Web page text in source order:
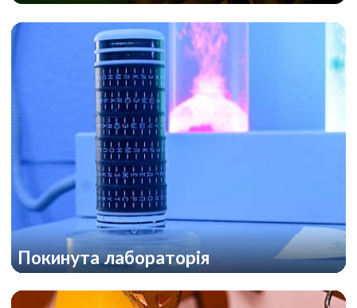
Покинута лабораторія